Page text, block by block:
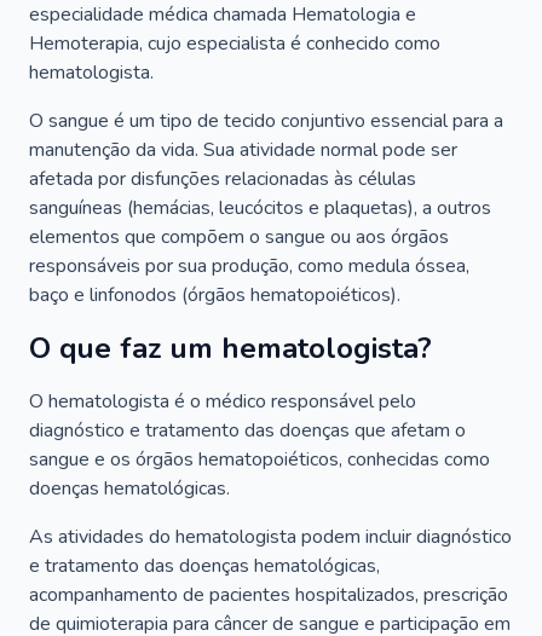
especialidade médica chamada Hematologia e
Hemoterapia, cujo especialista é conhecido como
hematologista.
O sangue é um tipo de tecido conjuntivo essencial para a
manutenção da vida. Sua atividade normal pode ser
afetada por disfunções relacionadas às células
sanguíneas (hemácias, leucócitos e plaquetas), a outros
elementos que compõem o sangue ou aos órgãos
responsáveis por sua produção, como medula óssea,
baço e linfonodos (órgãos hematopoiéticos).
O que faz um hematologista?
O hematologista é o médico responsável pelo
diagnóstico e tratamento das doenças que afetam o
sangue e os órgãos hematopoiéticos, conhecidas como
doenças hematológicas.
As atividades do hematologista podem incluir diagnóstico
e tratamento das doenças hematológicas,
acompanhamento de pacientes hospitalizados, prescrição
de quimioterapia para câncer de sangue e participação em